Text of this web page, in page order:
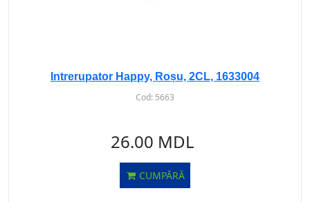
Intrerupator Happy, Roșu, 2CL, 1633004
Cod: 5663
26.00 MDL
CUMPĂRĂ